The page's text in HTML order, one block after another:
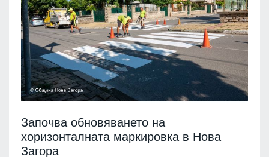
Започва обновяването на
хоризонталната маркировка в Нова
Загора